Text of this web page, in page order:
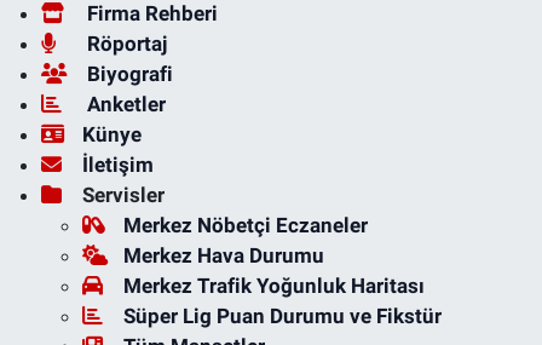
Firma Rehberi
Röportaj
Biyografi
Anketler
Künye
İletişim
Servisler
Merkez Nöbetçi Eczaneler
Merkez Hava Durumu
Merkez Trafik Yoğunluk Haritası
Süper Lig Puan Durumu ve Fikstür